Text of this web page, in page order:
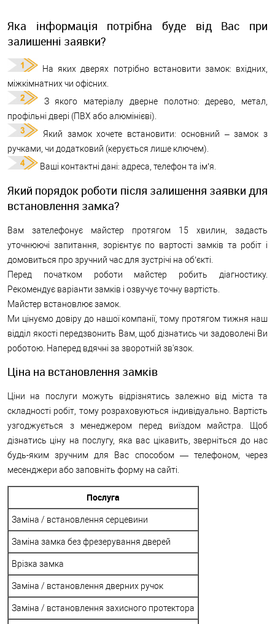
Яка інформація потрібна буде від Вас при
залишенні заявки?
На яких дверях потрібно встановити замок: вхідних,
міжкімнатних чи офісних.
З якого матеріалу дверне полотно: дерево, метал,
профільні двері (ПВХ або алюмінієві).
Який замок хочете встановити: основний – замок з
ручками, чи додатковий (керується лише ключем).
Ваші контактні дані: адреса, телефон та ім’я.
Який порядок роботи після залишення заявки для
встановлення замка?
Вам зателефонує майстер протягом 15 хвилин, задасть
уточнюючі запитання, зорієнтує по вартості замків та робіт і
домовиться про зручний час для зустрічі на об’єкті.
Перед початком роботи майстер робить діагностику.
Рекомендує варіанти замків і озвучує точну вартість.
Майстер встановлює замок.
Ми цінуємо довіру до нашої компанії, тому протягом тижня наш
відділ якості передзвонить Вам, щоб дізнатись чи задоволені Ви
роботою. Наперед вдячні за зворотній зв'язок.
Ціна на встановлення замків
Ціни на послуги можуть відрізнятись залежно від міста та
складності робіт, тому розраховуються індивідуально. Вартість
узгоджується з менеджером перед виїздом майстра. Щоб
дізнатись ціну на послугу, яка вас цікавить, зверніться до нас
будь-яким зручним для Вас способом — телефоном, через
месенджери або заповніть форму на сайті.
Послуга
Заміна / встановлення серцевини
Заміна замка без фрезерування дверей
Врізка замка
Заміна / встановлення дверних ручок
Заміна / встановлення захисного протектора